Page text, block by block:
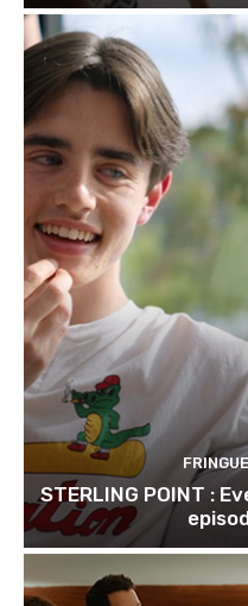
STERLING POINT :